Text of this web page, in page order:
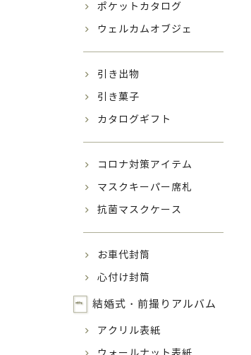
ポケットカタログ
ウェルカムオブジェ
引き出物
引き菓子
カタログギフト
コロナ対策アイテム
マスクキーパー席札
抗菌マスクケース
お車代封筒
心付け封筒
結婚式・前撮りアルバム
アクリル表紙